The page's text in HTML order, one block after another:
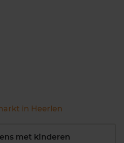
in Heerlen
met kinderen